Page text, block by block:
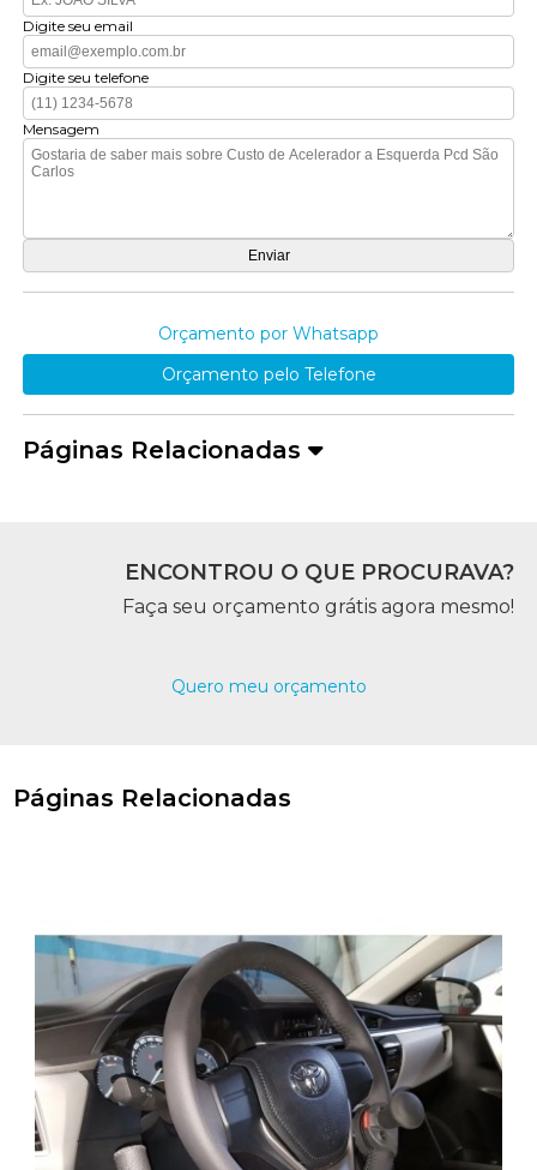
Digite seu email
Digite seu telefone
Mensagem
Orçamento por Whatsapp
Orçamento pelo Telefone
Páginas Relacionadas
ENCONTROU O QUE PROCURAVA?
Faça seu orçamento grátis agora mesmo!
Quero meu orçamento
Páginas Relacionadas